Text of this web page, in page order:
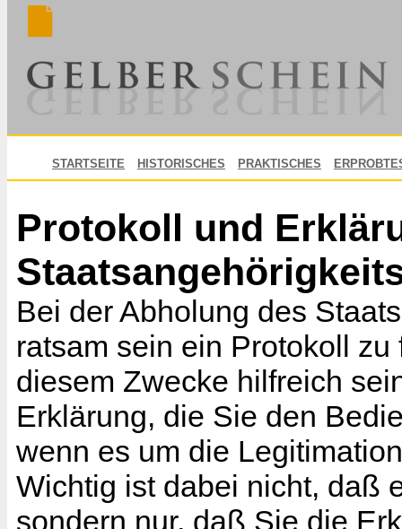
STARTSEITE HISTORISCHES PRAKTISCHES
Protokoll und
Bei der Abholung des
ratsam sein ein Protokoll
diesem Zwecke hilfreich
Erklärung, die Sie den
wenn es um die
Wichtig ist dabei nicht, daß
sondern nur, daß Sie die